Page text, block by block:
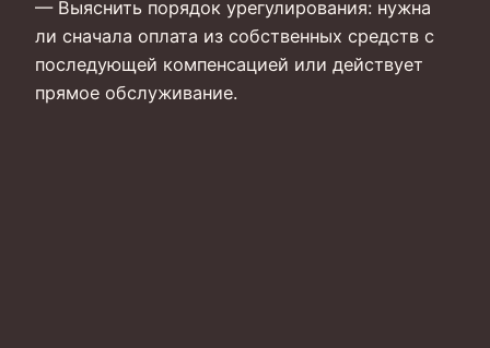
— Выяснить порядок урегулирования: нужна
ли сначала оплата из собственных средств с
последующей компенсацией или действует
прямое обслуживание.